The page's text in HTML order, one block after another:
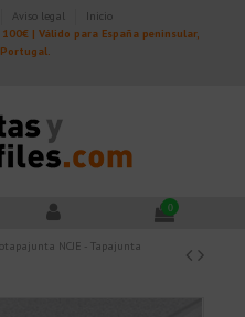
Aviso legal
Inicio
| Válido para España peninsular,
0
NCJE - Tapajunta